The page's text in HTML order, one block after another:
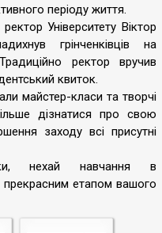
періоду життя.
Університету Віктор
грінченківців на
ректор вручив
квиток.
майстер-класи та творчі
дізнатися про свою
заходу всі присутні
нехай навчання в
прекрасним етапом вашого